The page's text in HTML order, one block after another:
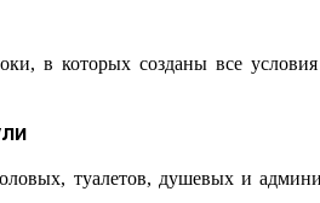
в которых созданы все
туалетов, душевых и